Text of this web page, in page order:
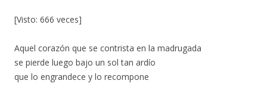
[Visto: 666 veces]
Aquel corazón que se contrista en la madrugada
se pierde luego bajo un sol tan ardío
que lo engrandece y lo recompone